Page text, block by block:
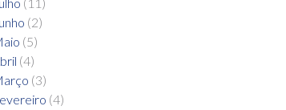
(2)
(5)
(4)
(3)
(4)